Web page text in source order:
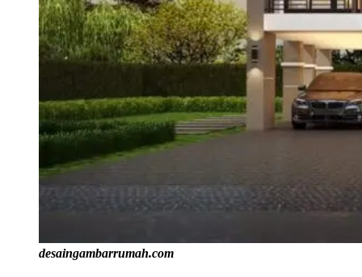
desaingambarrumah.com